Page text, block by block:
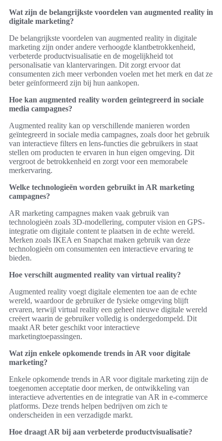
Wat zijn de belangrijkste voordelen van augmented reality in
digitale marketing?
De belangrijkste voordelen van augmented reality in digitale
marketing zijn onder andere verhoogde klantbetrokkenheid,
verbeterde productvisualisatie en de mogelijkheid tot
personalisatie van klantervaringen. Dit zorgt ervoor dat
consumenten zich meer verbonden voelen met het merk en dat ze
beter geïnformeerd zijn bij hun aankopen.
Hoe kan augmented reality worden geïntegreerd in sociale
media campagnes?
Augmented reality kan op verschillende manieren worden
geïntegreerd in sociale media campagnes, zoals door het gebruik
van interactieve filters en lens-functies die gebruikers in staat
stellen om producten te ervaren in hun eigen omgeving. Dit
vergroot de betrokkenheid en zorgt voor een memorabele
merkervaring.
Welke technologieën worden gebruikt in AR marketing
campagnes?
AR marketing campagnes maken vaak gebruik van
technologieën zoals 3D-modellering, computer vision en GPS-
integratie om digitale content te plaatsen in de echte wereld.
Merken zoals IKEA en Snapchat maken gebruik van deze
technologieën om consumenten een interactieve ervaring te
bieden.
Hoe verschilt augmented reality van virtual reality?
Augmented reality voegt digitale elementen toe aan de echte
wereld, waardoor de gebruiker de fysieke omgeving blijft
ervaren, terwijl virtual reality een geheel nieuwe digitale wereld
creëert waarin de gebruiker volledig is ondergedompeld. Dit
maakt AR beter geschikt voor interactieve
marketingtoepassingen.
Wat zijn enkele opkomende trends in AR voor digitale
marketing?
Enkele opkomende trends in AR voor digitale marketing zijn de
toegenomen acceptatie door merken, de ontwikkeling van
interactieve advertenties en de integratie van AR in e-commerce
platforms. Deze trends helpen bedrijven om zich te
onderscheiden in een verzadigde markt.
Hoe draagt AR bij aan verbeterde productvisualisatie?